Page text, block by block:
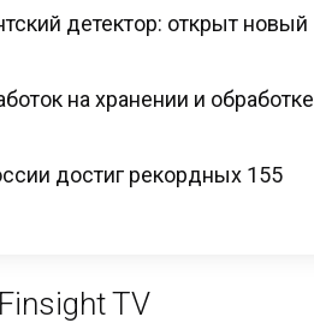
детектор: открыт новый
на хранении и обработке
достиг рекордных 155
TV